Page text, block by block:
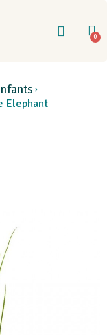
Elephant